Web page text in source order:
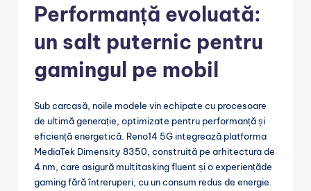
Performanță evoluată:
un salt puternic pentru
gamingul pe mobil
Sub carcasă, noile modele vin echipate cu procesoare
de ultimă generație, optimizate pentru performanță și
eficiență energetică. Reno14 5G integrează platforma
MediaTek Dimensity 8350, construită pe arhitectura de
4 nm, care asigură multitasking fluent și o experiențăde
gaming fără întreruperi, cu un consum redus de energie.